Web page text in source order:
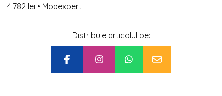
4.782 lei • Mobexpert
Distribuie articolul pe: